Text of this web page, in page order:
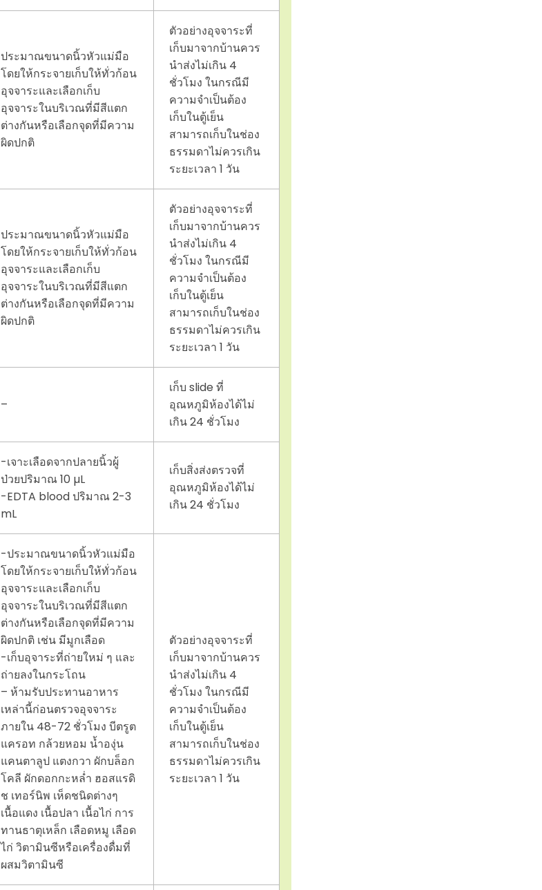
ประมาณขนาดนิ้วหัวแม่มือ
โดยให้กระจายเก็บให้ทั่วก้อน
อุจจาระและเลือกเก็บ
อุจจาระในบริเวณที่มีสีแตก
ต่างกันหรือเลือกจุดที่มีความ
ผิดปกติ
ตัวอย่างอุจจาระที่
เก็บมาจากบ้านควร
นำส่งไม่เกิน 4
ชั่วโมง ในกรณีมี
ความจำเป็นต้อง
เก็บในตู้เย็น
สามารถเก็บในช่อง
ธรรมดาไม่ควรเกิน
ระยะเวลา 1 วัน
ประมาณขนาดนิ้วหัวแม่มือ
โดยให้กระจายเก็บให้ทั่วก้อน
อุจจาระและเลือกเก็บ
อุจจาระในบริเวณที่มีสีแตก
ต่างกันหรือเลือกจุดที่มีความ
ผิดปกติ
ตัวอย่างอุจจาระที่
เก็บมาจากบ้านควร
นำส่งไม่เกิน 4
ชั่วโมง ในกรณีมี
ความจำเป็นต้อง
เก็บในตู้เย็น
สามารถเก็บในช่อง
ธรรมดาไม่ควรเกิน
ระยะเวลา 1 วัน
–
เก็บ slide ที่
อุณหภูมิห้องได้ไม่
เกิน 24 ชั่วโมง
-เจาะเลือดจากปลายนิ้วผู้
ป่วยปริมาณ 10 µL
-EDTA blood ปริมาณ 2-3
mL
เก็บสิ่งส่งตรวจที่
อุณหภูมิห้องได้ไม่
เกิน 24 ชั่วโมง
-ประมาณขนาดนิ้วหัวแม่มือ
โดยให้กระจายเก็บให้ทั่วก้อน
อุจจาระและเลือกเก็บ
อุจจาระในบริเวณที่มีสีแตก
ต่างกันหรือเลือกจุดที่มีความ
ผิดปกติ เช่น มีมูกเลือด
-เก็บอุจาระที่ถ่ายใหม่ ๆ และ
ถ่ายลงในกระโถน
– ห้ามรับประทานอาหาร
เหล่านี้ก่อนตรวจอุจจาระ
ภายใน 48-72 ชั่วโมง บีตรูต
แครอท กล้วยหอม น้ำองุ่น
แคนตาลูป แตงกวา ผักบล็อก
โคลี ผักดอกกะหล่ำ ฮอสแรดิ
ช เทอร์นิพ เห็ดชนิดต่างๆ
เนื้อแดง เนื้อปลา เนื้อไก่ การ
ทานธาตุเหล็ก เลือดหมู เลือด
ไก่ วิตามินซีหรือเครื่องดื่มที่
ผสมวิตามินซี
ตัวอย่างอุจจาระที่
เก็บมาจากบ้านควร
นำส่งไม่เกิน 4
ชั่วโมง ในกรณีมี
ความจำเป็นต้อง
เก็บในตู้เย็น
สามารถเก็บในช่อง
ธรรมดาไม่ควรเกิน
ระยะเวลา 1 วัน